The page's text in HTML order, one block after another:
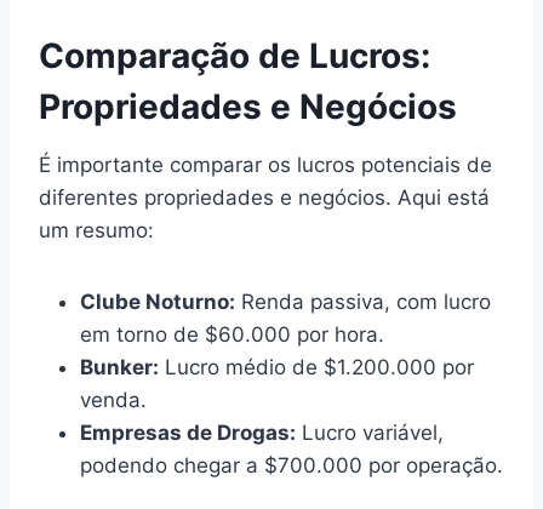
Comparação de Lucros:
Propriedades e Negócios
É importante comparar os lucros potenciais de
diferentes propriedades e negócios. Aqui está
um resumo:
Clube Noturno: Renda passiva, com lucro
em torno de $60.000 por hora.
Bunker: Lucro médio de $1.200.000 por
venda.
Empresas de Drogas: Lucro variável,
podendo chegar a $700.000 por operação.